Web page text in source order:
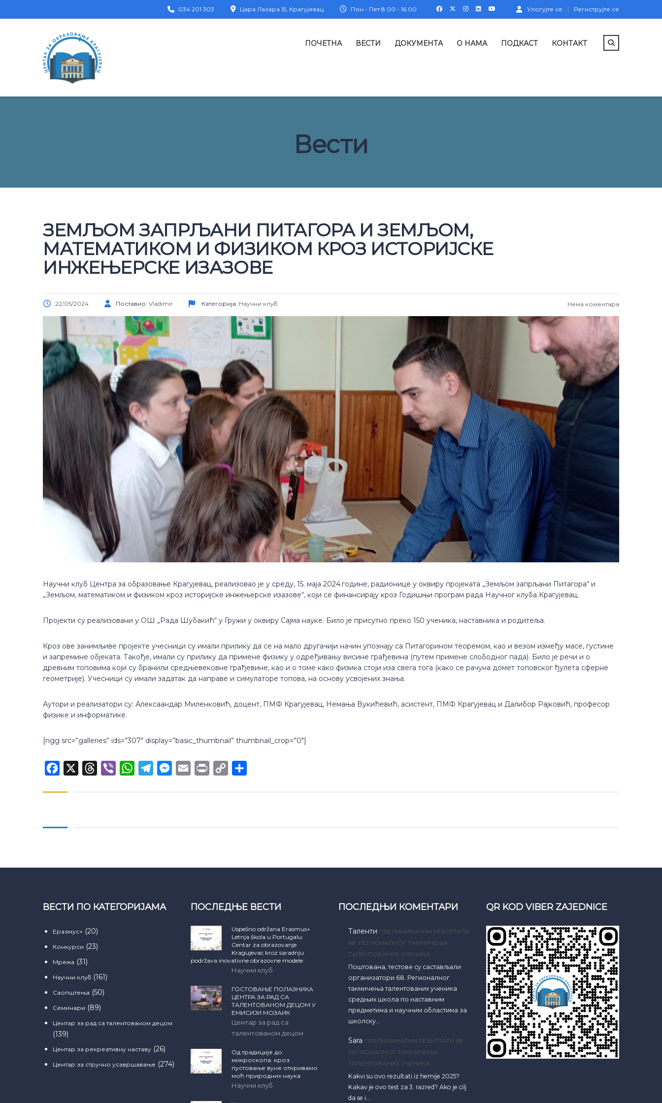
Улогујте се Региструјте се
Пон - Пет 8.00 - 16.00
Цара Лазара 15, Крагујевац
034 201 303
ПОЧЕТНА ВЕСТИ ДОКУМЕНТА О НАМА ПОДКАСТ КОНТАКТ
Вести
ЗЕМЉОМ ЗАПРЉАНИ ПИТАГОРА И ЗЕМЉОМ,
МАТЕМАТИКОМ И ФИЗИКОМ КРОЗ ИСТОРИЈСКЕ
ИНЖЕЊЕРСКЕ ИЗАЗОВЕ
22/05/2024 Поставио: Vladimir Категорија: Научни клуб Нема коментара
Научни клуб Центра за образовање Крагујевац, реализовао је у среду, 15. маја 2024.године, радионице у оквиру пројеката „Земљом запрљани Питагора“ и
„Земљом, математиком и физиком кроз историјске инжењерске изазове“, који се финансирају кроз Годишњи програм рада Научног клуба Крагујевац.
Пројекти су реализовани у ОШ „Рада Шубакић“ у Гружи у оквиру Сајма науке. Било је присутно преко 150 ученика, наставника и родитеља.
Кроз ове занимљиве пројекте учесници су имали прилику да се на мало другачији начин упознају са Питагорином теоремом, као и везом између масе, густине
и запремине објеката. Такође, имали су прилику да примене физику у одређивању висине грађевина (путем примене слободног пада). Било је речи и о
древним топовима који су бранили средњевековне грађевине, као и о томе како физика стоји иза свега тога (како се рачуна домет топовског ђулета сферне
геометрије). Учесници су имали задатак да направе и симулаторе топова, на основу усвојених знања.
Аутори и реализатори су: Алексаандар Миленковић, доцент, ПМФ Крагујевац, Немања Вукићевић, асистент, ПМФ Крагујевац и Далибор Рајковић, професор
физике и информатике.
[ngg src=”galleries” ids=”307″ display=”basic_thumbnail” thumbnail_crop=”0″]
Facebook Threads
Viber WhatsAppTelegramMessenger
Email Print
Copy
ВЕСТИ ПО КАТЕГОРИЈАМА
Еразмус+ (20)
Конкурси (23)
Мрежа (31)
Научни клуб (161)
Саопштења (50)
Семинари (89)
Центар за рад са талентованом децом
(139)
Центар за рекреативну наставу (26)
Центар за стручно усавршавање (274)
ПОСЛЕДЊЕ ВЕСТИ
Uspešno održana Erasmus+
Letnja škola u Portugalu:
Centar za obrazovanje
Kragujevac kroz saradnju
podržava inovativne obrazovne modele
Научни клуб
ГОСТОВАЊЕ ПОЛАЗНИКА
ЦЕНТРА ЗА РАД СА
ТАЛЕНТОВАНОМ ДЕЦОМ У
ЕМИСИЈИ МОЗАИК
Центар за рад са
талентованом децом
Од традиције до
микроскопа: кроз
пустовање вуне откривамо
моћ природних наука
Научни клуб
ПОСЛЕДЊИ КОМЕНТАРИ
Таленти ПРЕЛИМИНАРНИ РЕЗУЛТАТИ
68. РЕГИОНАЛНОГ ТАКМИЧЕЊА
ТАЛЕНТОВАНИХ УЧЕНИКА
Поштована, тестове су састављали
организатори 68. Регионалног
такмичења талентованих ученика
средњих школа по наставним
предметима и научним областима за
школску…
Sara ПРЕЛИМИНАРНИ РЕЗУЛТАТИ 68.
РЕГИОНАЛНОГ ТАКМИЧЕЊА
ТАЛЕНТОВАНИХ УЧЕНИКА
Kakvi su ovo rezultati iz hemije 2025?
Kakav je ovo test za 3. razred? Ako je cilj
da se i…
QR KOD VIBER ZAJEDNICE